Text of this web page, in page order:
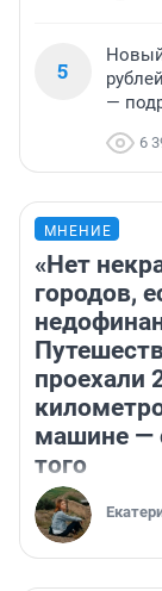
5
—
6
МНЕНИЕ
«Нет
городов,
проехали
машине —
того